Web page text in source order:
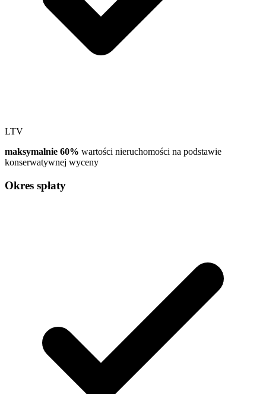
LTV
maksymalnie 60% wartości nieruchomości na podstawie
konserwatywnej wyceny
Okres spłaty